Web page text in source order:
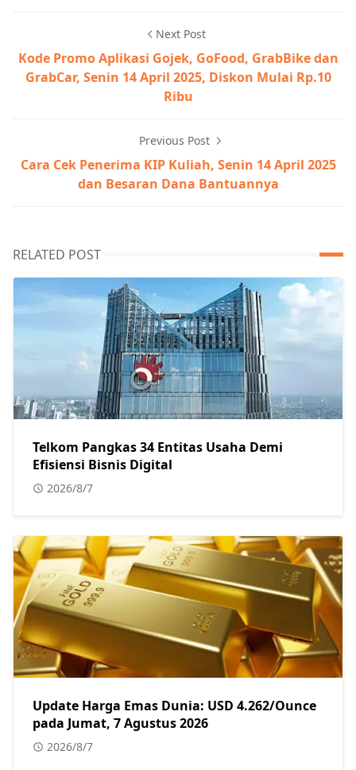
Next Post
Kode Promo Aplikasi Gojek, GoFood, GrabBike dan
GrabCar, Senin 14 April 2025, Diskon Mulai Rp.10
Ribu
Previous Post
Cara Cek Penerima KIP Kuliah, Senin 14 April 2025
dan Besaran Dana Bantuannya
RELATED POST
Telkom Pangkas 34 Entitas Usaha Demi
Efisiensi Bisnis Digital
2026/8/7
Update Harga Emas Dunia: USD 4.262/Ounce
pada Jumat, 7 Agustus 2026
2026/8/7